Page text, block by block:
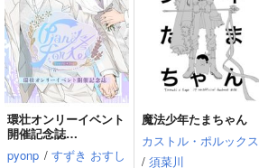
環壮オンリーイベント
開催記念誌
pianoforte4/5
pyonp / すずき おすし
魔法少年たまちゃん
カストル・ポルックス
/ 須菜川